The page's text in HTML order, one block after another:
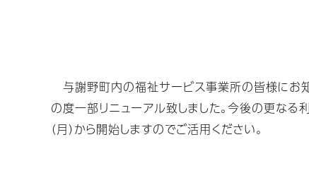
与謝野町内の福祉サービス事業所の皆様にお知
の度一部リニューアル致しました。今後の更なる
（月）から開始しますのでご活用ください。